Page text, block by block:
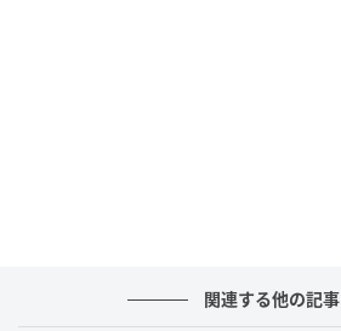
関連する他の記事